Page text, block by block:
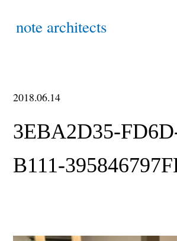
note architects
2018.06.14
3EBA2D35-
B111-